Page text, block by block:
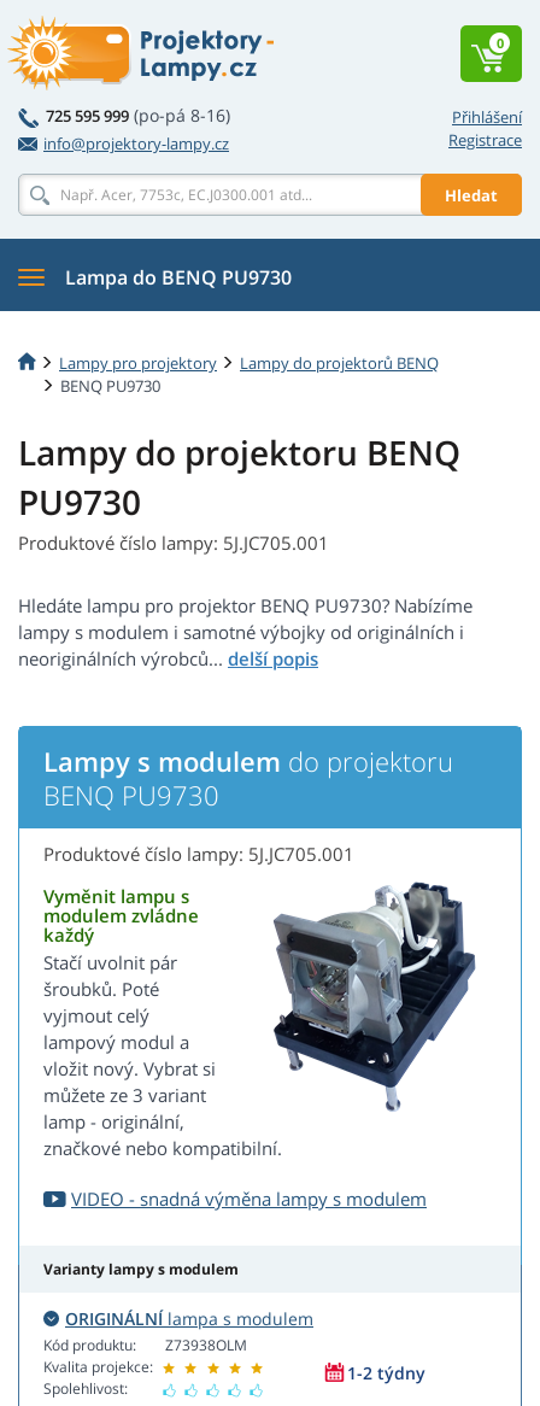
Přihlášení
Registrace
725 595 999 (po-pá 8-16)
info@projektory-lampy.cz
Hledat
0
Lampa do BENQ PU9730
Lampy pro projektory
Lampy do projektorů BENQ
BENQ PU9730
Lampy do projektoru BENQ
PU9730
Produktové číslo lampy: 5J.JC705.001
Hledáte lampu pro projektor BENQ PU9730? Nabízíme
lampy s modulem i samotné výbojky od originálních i
neoriginálních výrobců...
Lampy s modulem do projektoru
BENQ PU9730
Produktové číslo lampy: 5J.JC705.001
Vyměnit lampu s
modulem zvládne
každý
Stačí uvolnit pár
šroubků. Poté
vyjmout celý
lampový modul a
vložit nový. Vybrat si
můžete ze 3 variant
lamp - originální,
značkové nebo kompatibilní.
VIDEO - snadná výměna lampy s modulem
Varianty lampy s modulem
ORIGINÁLNÍlampa s modulem
Kód produktu:
Kvalita projekce:
Spolehlivost:
Z73938OLM
1-2 týdny